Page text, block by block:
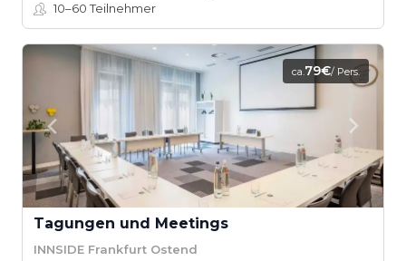
10–60Teilnehmer
ca.79€/ Pers.
Tagungen und Meetings
INNSIDE Frankfurt Ostend